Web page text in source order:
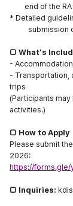
end of the
* Detailed
submission
□ What's
-
- Transportation,
trips
(Participants
activities.)
□ How to Apply
Please submit
2026:
https://forms.gle/
□ Inquiries: